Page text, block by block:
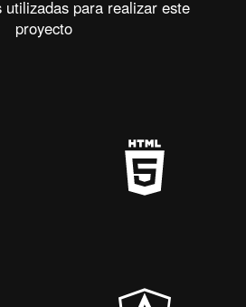
utilizadas para realizar este
proyecto